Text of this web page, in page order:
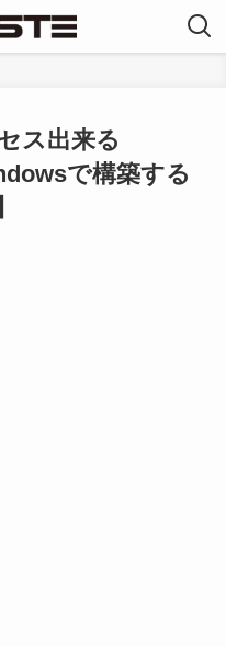
ス出来る
で構築する